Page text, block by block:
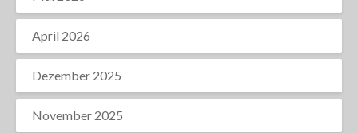
April 2026
Dezember 2025
November 2025